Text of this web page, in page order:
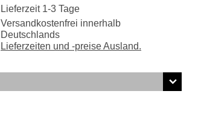
Lieferzeit 1-3 Tage
Versandkostenfrei innerhalb
Deutschlands
Lieferzeiten und -preise Ausland.